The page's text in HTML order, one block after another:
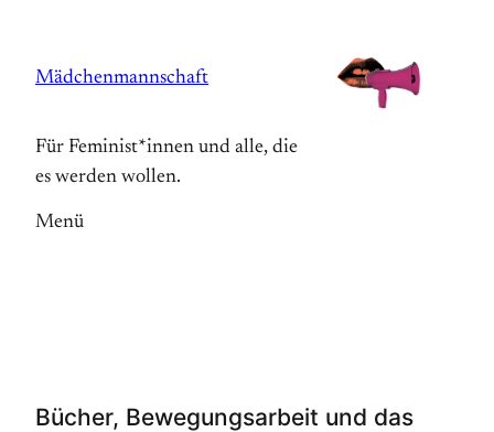
springen
Mädchenmannschaft
Für Feminist*innen und alle, die
es werden wollen.
Menü
Bücher, Bewegungsarbeit und das